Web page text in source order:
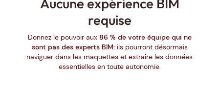
requise
Donnez le pouvoir aux 86 % de votre équipe qui ne
sont pas des experts BIM: ils pourront désormais
naviguer dans les maquettes et extraire les données
essentielles en toute autonomie.